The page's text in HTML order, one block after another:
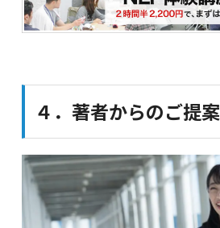
４．著者からのご提案